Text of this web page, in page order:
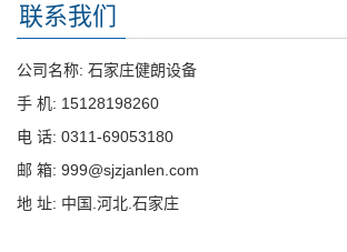
联系我们
公司名称: 石家庄健朗设备
手 机: 15128198260
电 话: 0311-69053180
邮 箱: 999@sjzjanlen.com
地 址: 中国.河北.石家庄